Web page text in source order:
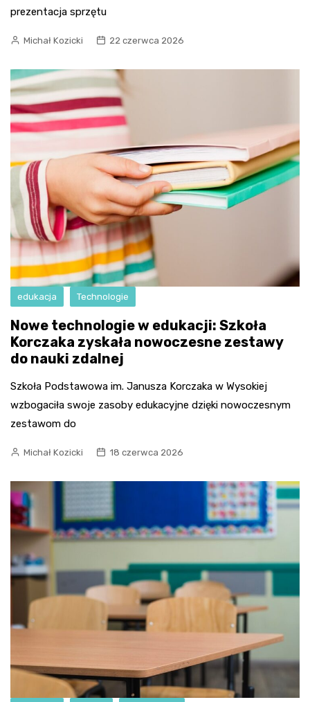
prezentacja sprzętu
Michał Kozicki 22 czerwca 2026
edukacja Technologie
Nowe technologie w edukacji: Szkoła
Korczaka zyskała nowoczesne zestawy
do nauki zdalnej
Szkoła Podstawowa im. Janusza Korczaka w Wysokiej
wzbogaciła swoje zasoby edukacyjne dzięki nowoczesnym
zestawom do
Michał Kozicki 18 czerwca 2026